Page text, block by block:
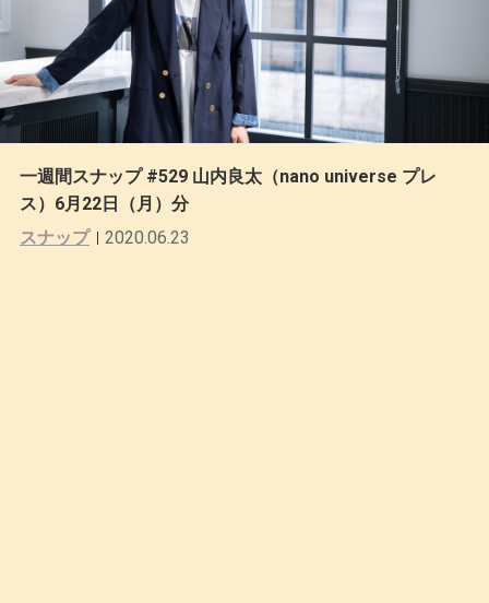
一週間スナップ #529 山内良太（nano universe プレ
ス）6月22日（月）分
スナップ
2020.06.23